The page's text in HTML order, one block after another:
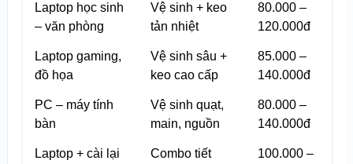
Laptop học sinh
– văn phòng
Vệ sinh + keo
tản nhiệt
80.000 –
120.000đ
Laptop gaming,
đồ họa
Vệ sinh sâu +
keo cao cấp
85.000 –
140.000đ
PC – máy tính
bàn
Vệ sinh quạt,
main, nguồn
80.000 –
140.000đ
Laptop + cài lại
Combo tiết
100.000 –